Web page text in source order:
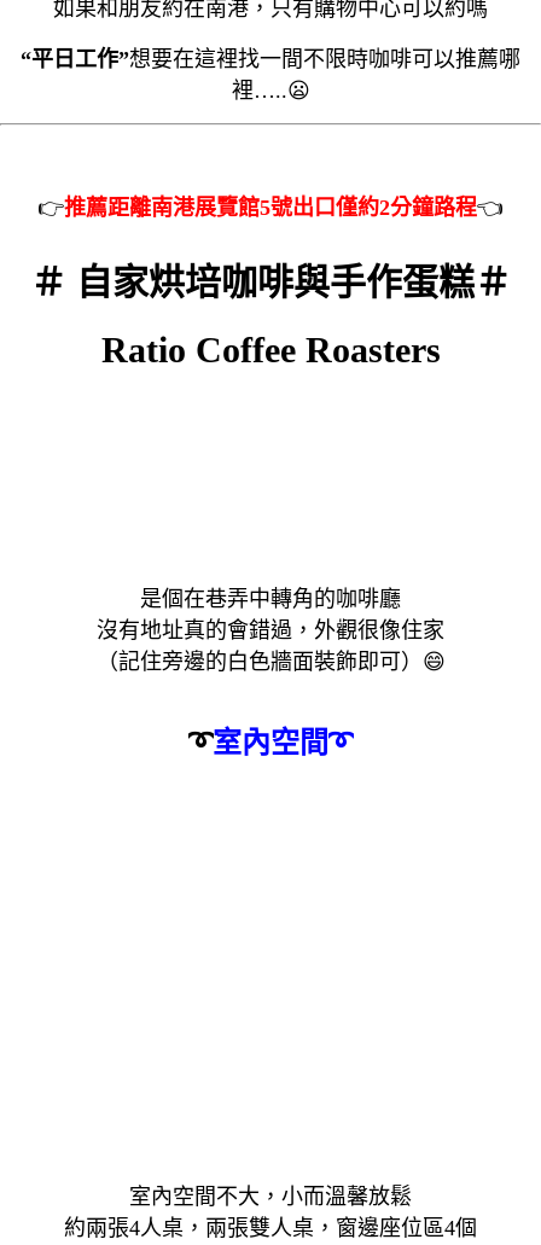
如果和朋友約在南港，只有購物中心可以約嗎
“平日工作”想要在這裡找一間不限時咖啡可以推薦哪
裡…..😦
👉推薦距離南港展覽館5號出口僅約2分鐘路程👈
＃ 自家烘培咖啡與手作蛋糕＃
Ratio Coffee Roasters
是個在巷弄中轉角的咖啡廳
沒有地址真的會錯過，外觀很像住家
（記住旁邊的白色牆面裝飾即可） 😄
➰室內空間➰
室內空間不大，小而溫馨放鬆
約兩張4人桌，兩張雙人桌，窗邊座位區4個